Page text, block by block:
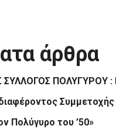
άρθρα
ΣΥΛΛΟΓΟΣ ΠΟΛΥΓΥΡΟΥ :
Πολύγυρο του ’50»